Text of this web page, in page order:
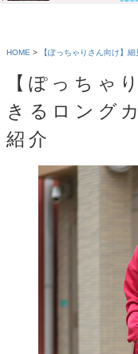
HOME > 【ぽっちゃりさん向け】
【ぽっちゃ
きるロング
紹介